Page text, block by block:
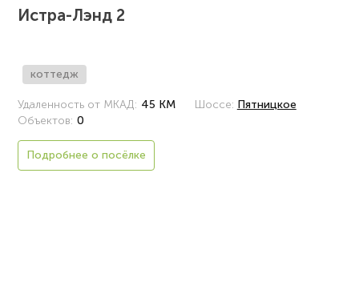
Истра-Лэнд 2
коттедж
Удаленность от МКАД: 45 КМ Шоссе: Пятницкое
Объектов: 0
Подробнее о посёлке